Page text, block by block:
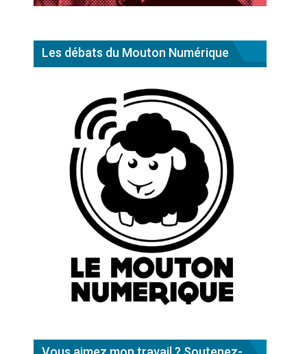
Les débats du Mouton Numérique